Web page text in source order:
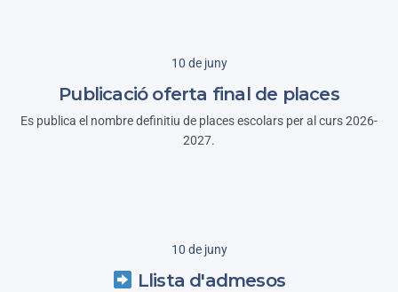
10 de juny
Publicació oferta final de places
Es publica el nombre definitiu de places escolars per al curs 2026-
2027.
10 de juny
Llista d'admesos